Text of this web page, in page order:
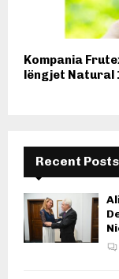
Kompania
lëngjet Natural
Recent Posts